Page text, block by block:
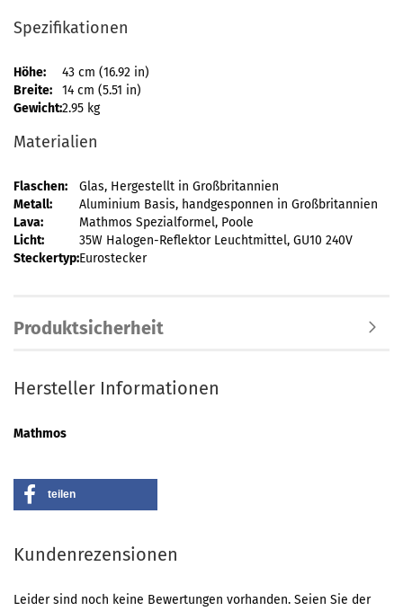
Spezifikationen
Höhe:
43 cm (16.92 in)
Breite:
14 cm (5.51 in)
Gewicht:2.95 kg
Materialien
Flaschen:
Glas, Hergestellt in Großbritannien
Metall:
Aluminium Basis, handgesponnen in Großbritannien
Lava:
Mathmos Spezialformel, Poole
Licht:
35W Halogen-Reflektor Leuchtmittel, GU10 240V
Steckertyp:Eurostecker
Produktsicherheit
Hersteller Informationen
Mathmos
teilen
Kundenrezensionen
Leider sind noch keine Bewertungen vorhanden. Seien Sie der